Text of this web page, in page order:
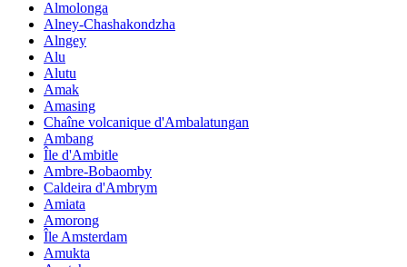
Almolonga
Alney-Chashakondzha
Alngey
Alu
Alutu
Amak
Amasing
Chaîne volcanique d'Ambalatungan
Ambang
Île d'Ambitle
Ambre-Bobaomby
Caldeira d'Ambrym
Amiata
Amorong
Île Amsterdam
Amukta